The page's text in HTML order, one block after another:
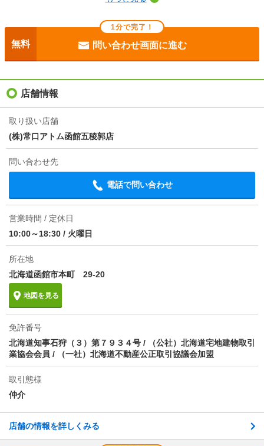
目安光熱費
入居
損保 2.2万円2年
保証会社
1分で完了！
無料 問い合わせ画面に進む
店舗情報
取り扱い店舗
(株)常口アトム函館五稜郭店
問い合わせ先
電話で問い合わせ
営業時間 / 定休日
10:00～18:30 / 火曜日
所在地
北海道函館市本町 29-20
地図を見る
免許番号
北海道知事石狩（３）第７９３４号 / （公社）北海道宅地建物取引
業協会会員 / （一社）北海道不動産公正取引協議会加盟
取引態様
仲介
店舗の情報を詳しくみる